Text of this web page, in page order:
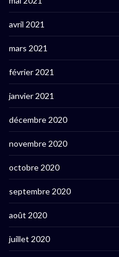
avril 2021
mars 2021
février 2021
janvier 2021
décembre 2020
novembre 2020
octobre 2020
septembre 2020
août 2020
juillet 2020